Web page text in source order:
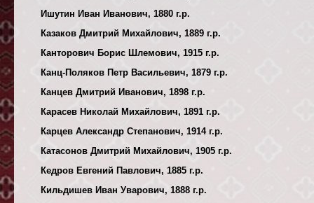
Ишутин Иван Иванович, 1880 г.р.
Казаков Дмитрий Михайлович, 1889 г.р.
Канторович Борис Шлемович, 1915 г.р.
Канц-Поляков Петр Васильевич, 1879 г.р.
Канцев Дмитрий Иванович, 1898 г.р.
Карасев Николай Михайлович, 1891 г.р.
Карцев Александр Степанович, 1914 г.р.
Катасонов Дмитрий Михайлович, 1905 г.р.
Кедров Евгений Павлович, 1885 г.р.
Кильдишев Иван Уварович, 1888 г.р.